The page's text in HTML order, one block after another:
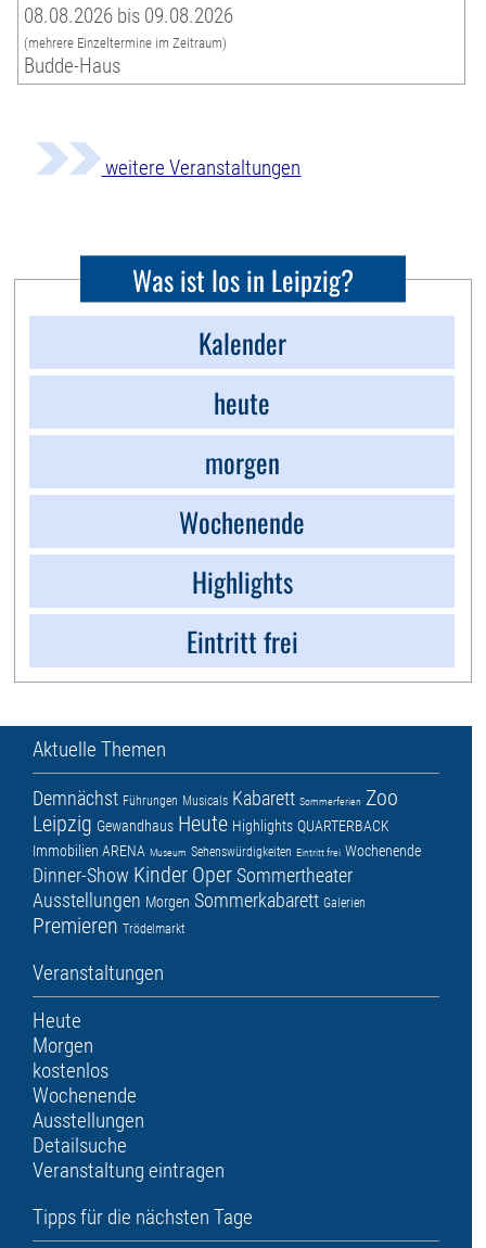
08.08.2026 bis 09.08.2026
(mehrere Einzeltermine im Zeitraum)
Budde-Haus
weitere Veranstaltungen
Was ist los in Leipzig?
Kalender
heute
morgen
Wochenende
Highlights
Eintritt frei
Aktuelle Themen
Demnächst Führungen Musicals Kabarett Sommerferien Zoo
Leipzig Gewandhaus Heute Highlights QUARTERBACK
Immobilien ARENA Museum Sehenswürdigkeiten Eintritt frei Wochenende
Dinner-Show Kinder OperSommertheater
Ausstellungen Morgen Sommerkabarett Galerien
Premieren Trödelmarkt
Veranstaltungen
Heute
Morgen
kostenlos
Wochenende
Ausstellungen
Detailsuche
Veranstaltung eintragen
Tipps für die nächsten Tage